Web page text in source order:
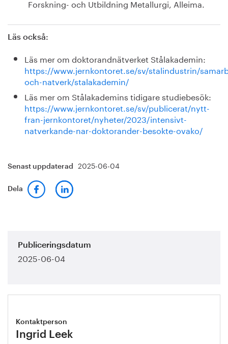
Forskning- och Utbildning Metallurgi, Alleima.
Läs också:
Läs mer om doktorandnätverket Stålakademin:
https://www.jernkontoret.se/sv/stalindustrin/
och-natverk/stalakademin/
Läs mer om Stålakademins tidigare studiebesök:
https://www.jernkontoret.se/sv/publicerat/nytt-
fran-jernkontoret/nyheter/2023/intensivt-
natverkande-nar-doktorander-besokte-ovako/
Senast uppdaterad 2025-06-04
Dela
Publiceringsdatum
2025-06-04
Kontaktperson
Ingrid Leek